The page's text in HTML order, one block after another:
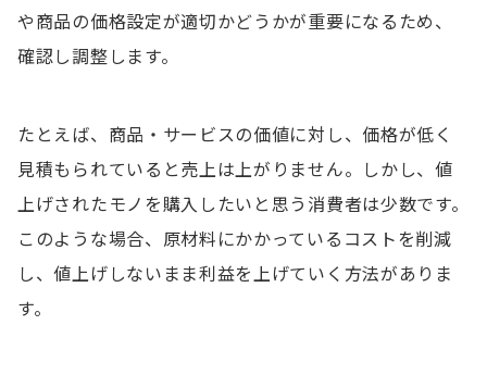
や商品の価格設定が適切かどうかが重要になるため、
確認し調整します。
たとえば、商品・サービスの価値に対し、価格が低く
見積もられていると売上は上がりません。しかし、値
上げされたモノを購入したいと思う消費者は少数です。
このような場合、原材料にかかっているコストを削減
し、値上げしないまま利益を上げていく方法がありま
す。